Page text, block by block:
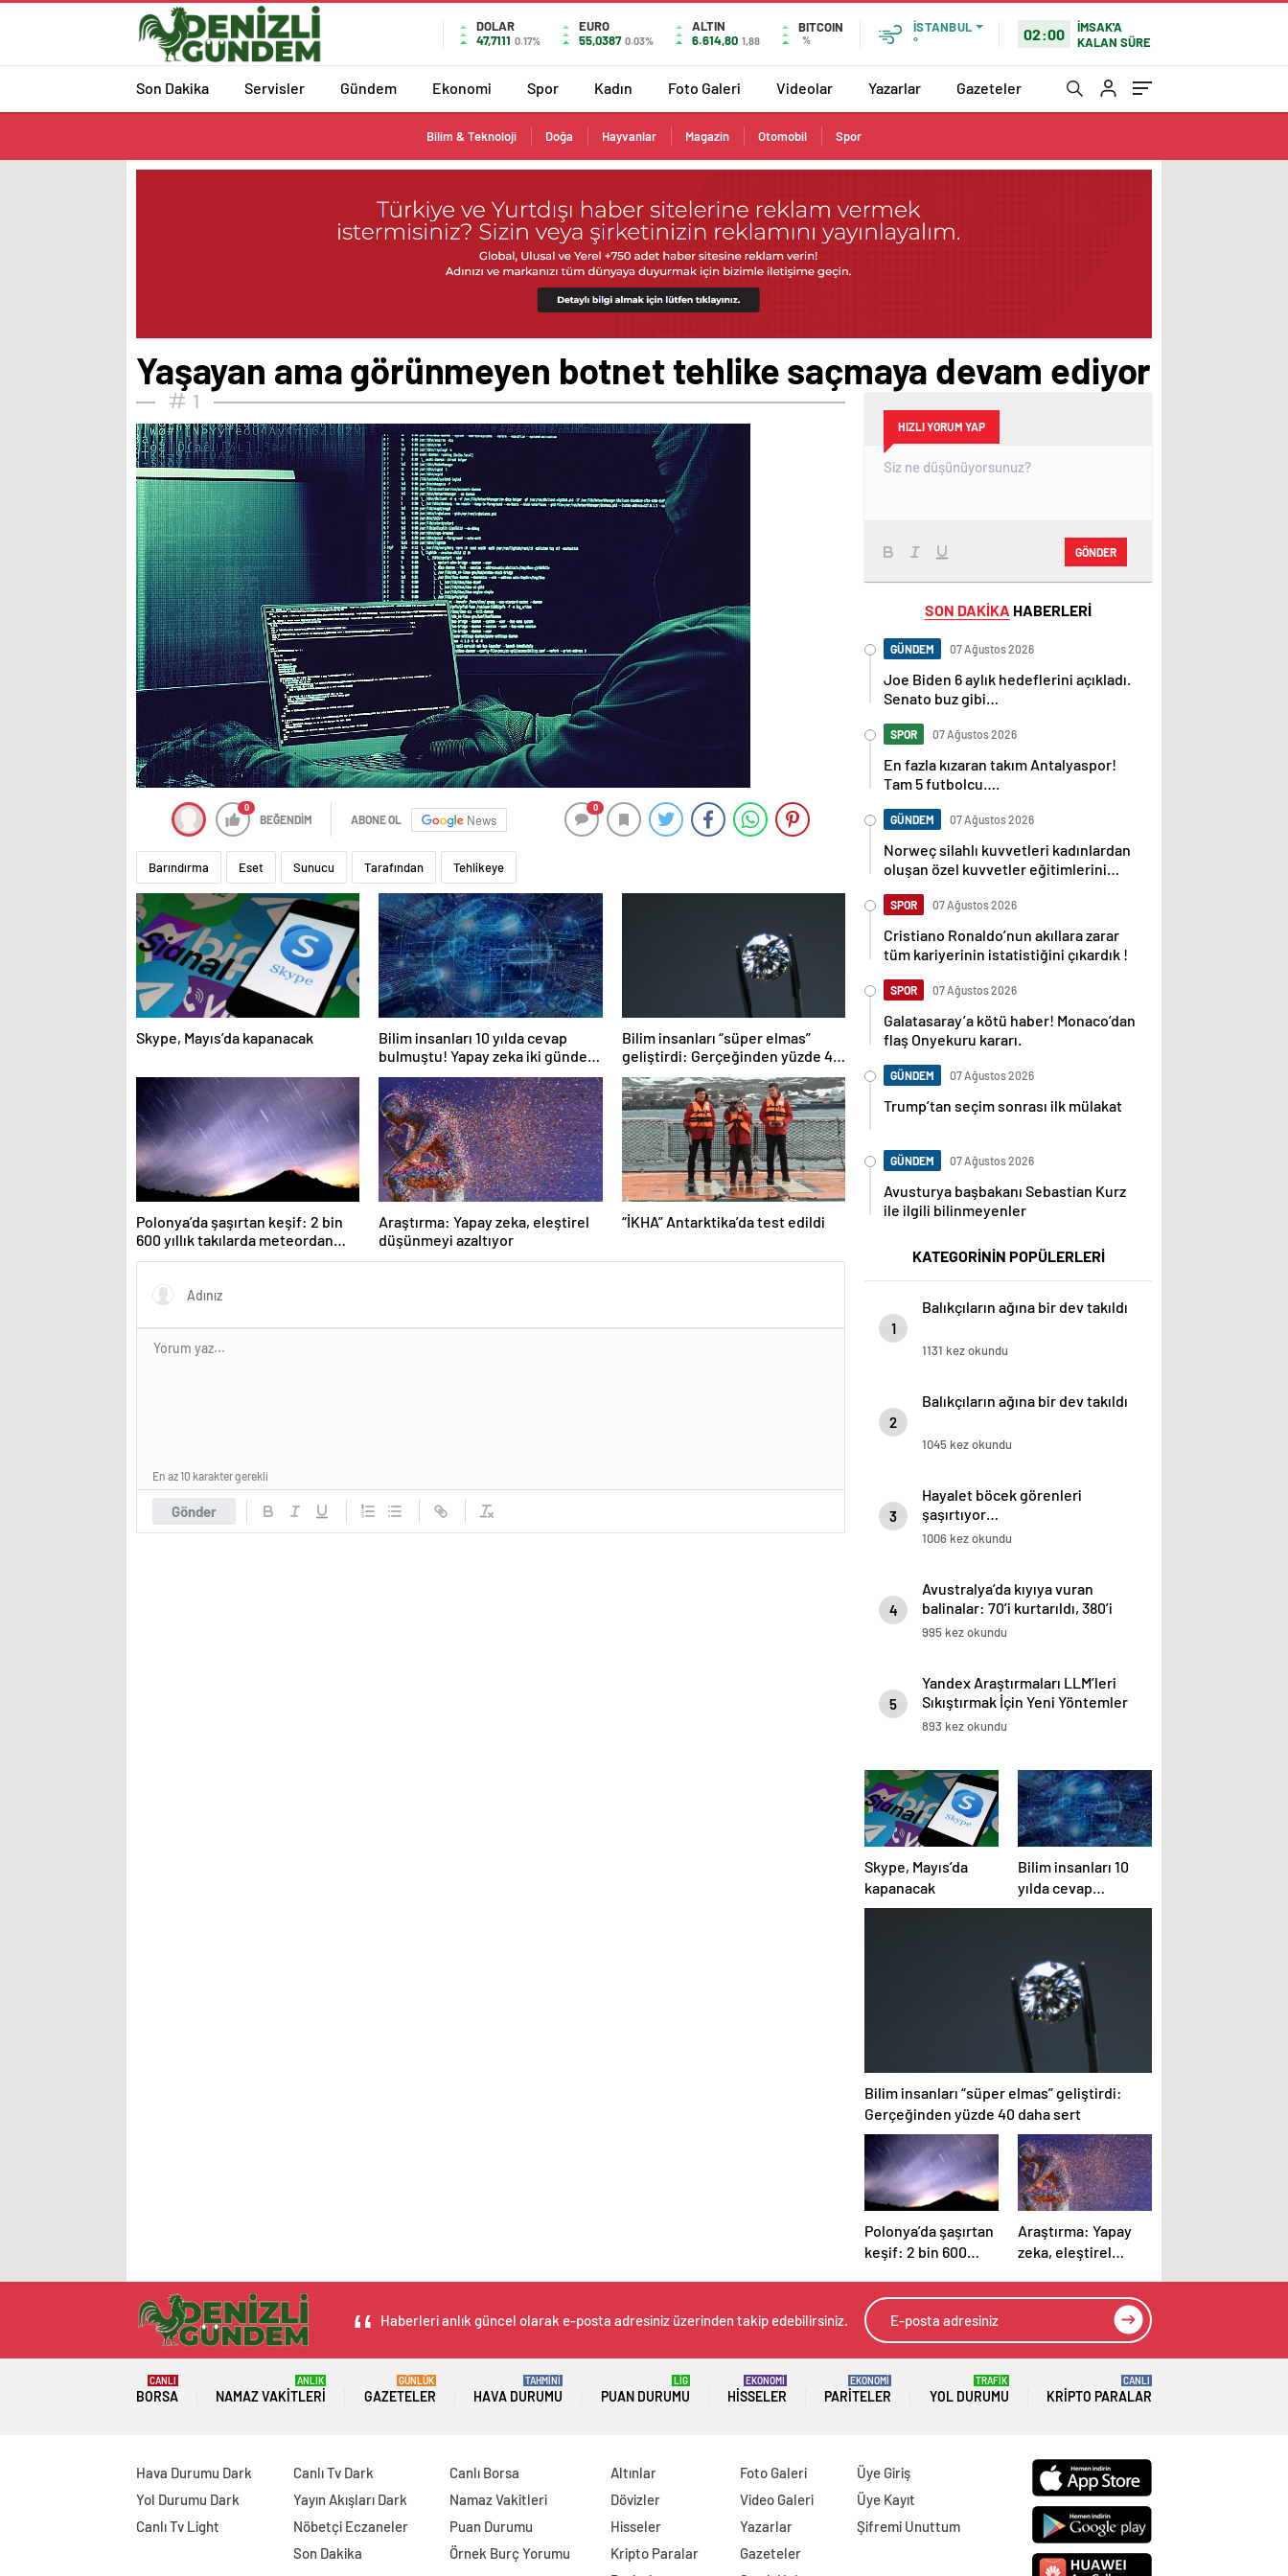
DOLAR
47,7111 0.17%
EURO
55,0387 0.03%
ALTIN
6.614,80 1,88
BITCOIN
%
İSTANBUL
°
02:00
İMSAK'A
KALAN SÜRE
Son Dakika Servisler Gündem Ekonomi Spor Kadın Foto Galeri Videolar Yazarlar Gazeteler
Bilim & Teknoloji Doğa Hayvanlar Magazin Otomobil Spor
Yaşayan ama görünmeyen botnet tehlike saçmaya devam ediyor
1
0
BEĞENDİM ABONE OL News
0
Barındırma Eset Sunucu Tarafından Tehlikeye
Skype, Mayıs’da kapanacak
Bilim insanları 10 yılda cevap
bulmuştu! Yapay zeka iki günde
çözdü
Bilim insanları “süper elmas”
geliştirdi: Gerçeğinden yüzde 40
daha sert
Polonya’da şaşırtan keşif: 2 bin
600 yıllık takılarda meteordan
parçalar bulundu
Araştırma: Yapay zeka, eleştirel
düşünmeyi azaltıyor
“İKHA” Antarktika’da test edildi
Gönder
En az 10 karakter gerekli
HIZLI YORUM YAP
GÖNDER
SON DAKİKA HABERLERİ
GÜNDEM 07 Ağustos 2026
Joe Biden 6 aylık hedeflerini açıkladı.
Senato buz gibi…
SPOR 07 Ağustos 2026
En fazla kızaran takım Antalyaspor!
Tam 5 futbolcu….
GÜNDEM 07 Ağustos 2026
Norweç silahlı kuvvetleri kadınlardan
oluşan özel kuvvetler eğitimlerini
SPOR 07 Ağustos 2026
Cristiano Ronaldo’nun akıllara zarar
tüm kariyerinin istatistiğini çıkardık !
SPOR 07 Ağustos 2026
Galatasaray’a kötü haber! Monaco’dan
flaş Onyekuru kararı.
GÜNDEM 07 Ağustos 2026
Trump’tan seçim sonrası ilk mülakat
GÜNDEM 07 Ağustos 2026
Avusturya başbakanı Sebastian Kurz
ile ilgili bilinmeyenler
KATEGORİNİN POPÜLERLERİ
1
Balıkçıların ağına bir dev takıldı
1131 kez okundu
2
Balıkçıların ağına bir dev takıldı
1045 kez okundu
3
Hayalet böcek görenleri
şaşırtıyor…
1006 kez okundu
4
Avustralya’da kıyıya vuran
balinalar: 70’i kurtarıldı, 380’i
öldü
995 kez okundu
5
Yandex Araştırmaları LLM’leri
Sıkıştırmak İçin Yeni Yöntemler
Geliştirerek Yapay Zeka Dağıtım
893 kez okundu
Skype, Mayıs’da
kapanacak
Bilim insanları 10
yılda cevap
bulmuştu! Yapay
Bilim insanları “süper elmas” geliştirdi:
Gerçeğinden yüzde 40 daha sert
Polonya’da şaşırtan
keşif: 2 bin 600
meteordan parçalar
bulundu
Araştırma: Yapay
zeka, eleştirel
azaltıyor
Haberleri anlık güncel olarak e-posta adresiniz üzerinden takip edebilirsiniz.
BORSA
CANLI
NAMAZ VAKITLERI
ANLIK
GAZETELER
GÜNLÜK
HAVA DURUMU
TAHMİNİ
PUAN DURUMU
LİG
HISSELER
EKONOMİ
PARITELER
EKONOMİ
YOL DURUMU
TRAFİK
KRIPTO PARALAR
CANLI
Hava Durumu Dark
Yol Durumu Dark
Canlı Tv Light
Canlı Tv Dark
Yayın Akışları Dark
Nöbetçi Eczaneler
Son Dakika
Canlı Borsa
Namaz Vakitleri
Puan Durumu
Örnek Burç Yorumu
Altınlar
Dövizler
Hisseler
Kripto Paralar
Foto Galeri
Video Galeri
Yazarlar
Gazeteler
Üye Giriş
Üye Kayıt
Şifremi Unuttum